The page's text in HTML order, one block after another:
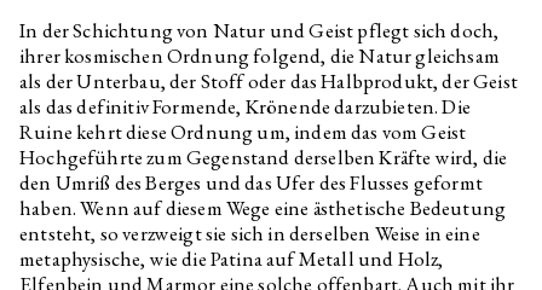
In der Schichtung von Natur und Geist pflegt sich doch,
ihrer kosmischen Ordnung folgend, die Natur gleichsam
als der Unterbau, der Stoff oder das Halbprodukt, der Geist
als das definitiv Formende, Krönende darzubieten. Die
Ruine kehrt diese Ordnung um, indem das vom Geist
Hochgeführte zum Gegenstand derselben Kräfte wird, die
den Umriß des Berges und das Ufer des Flusses geformt
haben. Wenn auf diesem Wege eine ästhetische Bedeutung
entsteht, so verzweigt sie sich in derselben Weise in eine
metaphysische, wie die Patina auf Metall und Holz,
Elfenbein und Marmor eine solche offenbart. Auch mit ihr